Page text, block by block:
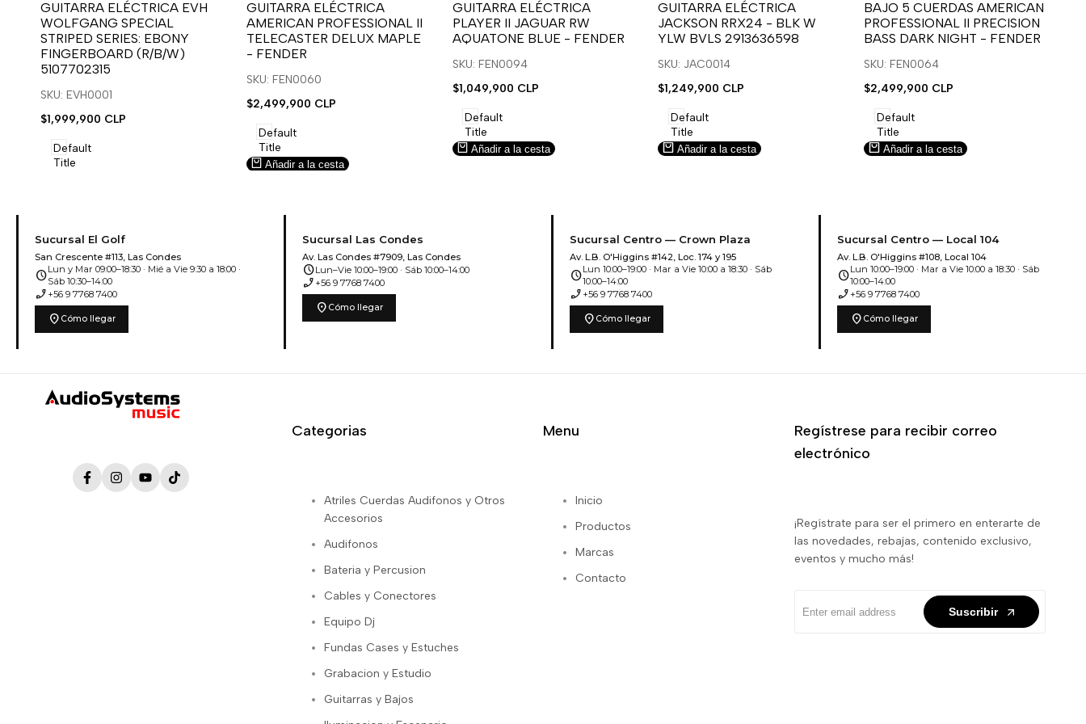
para
usar
la
lista
de
deseos.
para
usar
Compare
GUITARRA ELÉCTRICA EVH
WOLFGANG SPECIAL
STRIPED SERIES: EBONY
FINGERBOARD (R/B/W)
5107702315
SKU: EVH0001
Precio
venta
$1,999,900 CLP
Default
Title
para
usar
la
lista
de
para
usar
Compare
GUITARRA ELÉCTRICA
AMERICAN PROFESSIONAL II
TELECASTER DELUX MAPLE
- FENDER
SKU: FEN0060
Precio
venta
$2,499,900 CLP
Default
Title
Añadir a la cesta
para
usar
la
lista
deseos.
para
usar
Compare
GUITARRA ELÉCTRICA
PLAYER II JAGUAR RW
AQUATONE BLUE - FENDER
SKU: FEN0094
Precio
venta
$1,049,900 CLP
Default
Title
Añadir a la cesta
para
usar
la
lista
deseos.
para
usar
Compare
GUITARRA ELÉCTRICA
JACKSON RRX24 - BLK W
YLW BVLS 2913636598
SKU: JAC0014
Precio
venta
$1,249,900 CLP
Default
Title
Añadir a la cesta
para
usar
la
lista
deseos.
para
usar
Compare
BAJO 5 CUERDAS AMERICAN
PROFESSIONAL II PRECISION
BASS DARK NIGHT - FENDER
SKU: FEN0064
Precio
venta
$2,499,900 CLP
Default
Title
Añadir a la cesta
Sucursal El Golf
San Crescente #113, Las Condes
scheduleLun y Mar 09:00–18:30 · Mié a Vie 9:30 a 18:00 ·
Sáb 10:30–14:00
phone_enabled +56 9 7768 7400
location_on Cómo llegar
Sucursal Las Condes
Av. Las Condes #7909, Las Condes
scheduleLun–Vie 10:00–19:00 · Sáb 10:00–14:00
phone_enabled +56 9 7768 7400
location_on Cómo llegar
Sucursal Centro — Crown Plaza
Av. L.B. O'Higgins #142, Loc. 174 y 195
scheduleLun 10:00–19:00 · Mar a Vie 10:00 a 18:30 · Sáb
10:00–14:00
phone_enabled +56 9 7768 7400
location_on Cómo llegar
Sucursal Centro — Local 104
Av. L.B. O'Higgins #108, Local 104
scheduleLun 10:00–19:00 · Mar a Vie 10:00 a 18:30 · Sáb
10:00–14:00
phone_enabled +56 9 7768 7400
location_on Cómo llegar
FacebookInstagramYouTubeTikTok
Categorias
Atriles Cuerdas Audifonos y Otros
Accesorios
Audifonos
Bateria y Percusion
Cables y Conectores
Equipo Dj
Fundas Cases y Estuches
Grabacion y Estudio
Guitarras y Bajos
Menu
Inicio
Productos
Marcas
Contacto
Regístrese para recibir correo
electrónico
¡Regístrate para ser el primero en enterarte de
las novedades, rebajas, contenido exclusivo,
eventos y mucho más!
Suscribir